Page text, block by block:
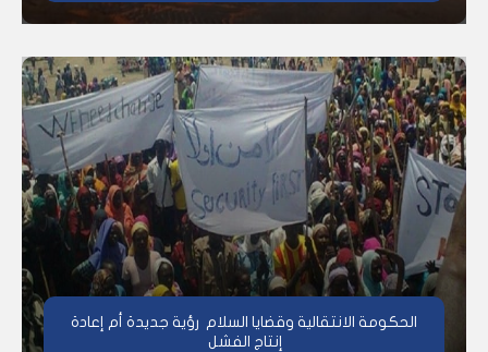
الحكومة الانتقالية وقضايا السلام رؤية جديدة أم إعادة
إنتاج الفشل